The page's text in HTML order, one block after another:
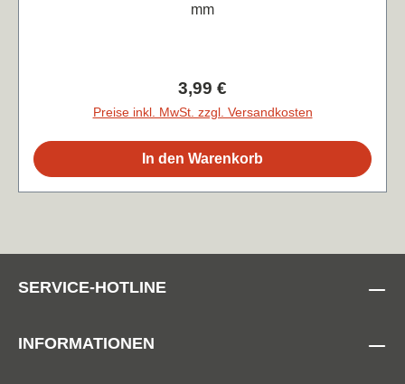
mm
Regulärer Preis:
3,99 €
Preise inkl. MwSt. zzgl. Versandkosten
In den Warenkorb
SERVICE-HOTLINE
INFORMATIONEN